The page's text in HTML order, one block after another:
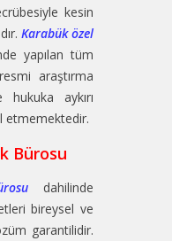
kesin
Karabük özel
yapılan tüm
araştırma
aykırı
etmemektedir.
Bürosu
dahilinde
bireysel ve
garantilidir.